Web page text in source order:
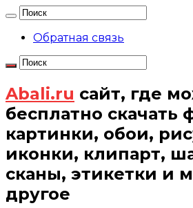
Обратная связь
Abali.ru сайт, где
бесплатно скачать
картинки, обои,
иконки, клипарт,
сканы, этикетки и
другое